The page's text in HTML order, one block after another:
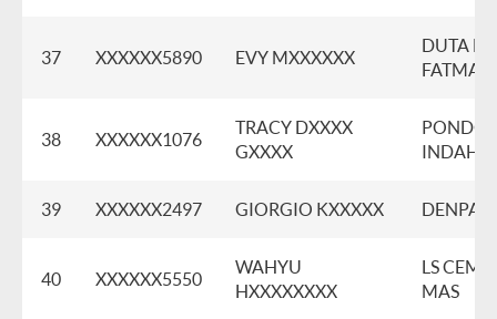
37 XXXXXX5890 EVY MXXXXXX
DUTA
38 XXXXXX1076
TRACY DXXXX
GXXXX
INDAH
39 XXXXXX2497 GIORGIO KXXXXX
40 XXXXXX5550
WAHYU
HXXXXXXXX
LS
MAS